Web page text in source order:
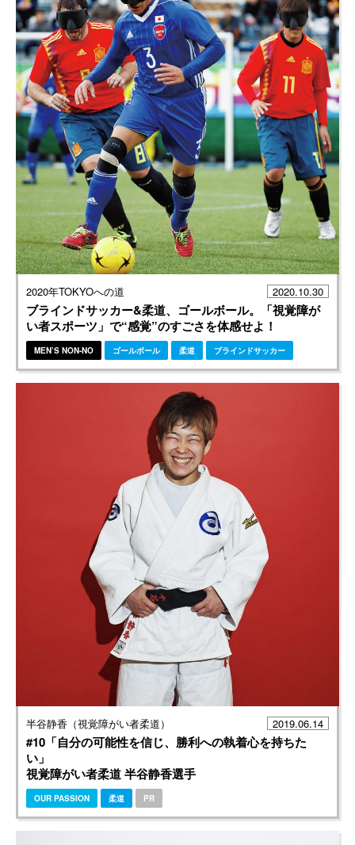
2020年TOKYOへの道 2020.10.30
ブラインドサッカー&柔道、ゴールボール。「視覚障が
い者スポーツ」で“感覚”のすごさを体感せよ！
MEN’S NON-NO ゴールボール 柔道 ブラインドサッカー
半谷静香（視覚障がい者柔道） 2019.06.14
#10「自分の可能性を信じ、勝利への執着心を持ちた
い」
視覚障がい者柔道 半谷静香選手
OUR PASSION 柔道 PR